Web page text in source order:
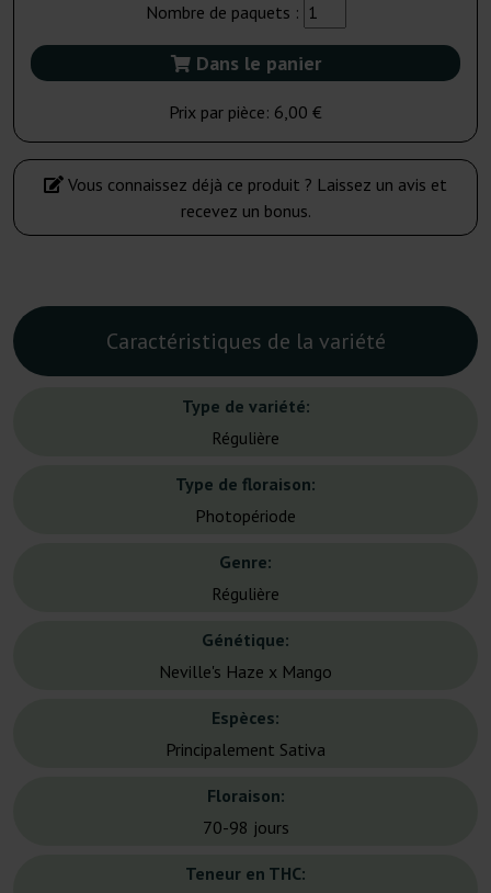
Nombre de paquets :
Dans le panier
Prix par pièce: 6,00 €
Vous connaissez déjà ce produit ? Laissez un avis et
recevez un bonus.
Caractéristiques de la variété
Type de variété:
Régulière
Type de floraison:
Photopériode
Genre:
Régulière
Génétique:
Neville's Haze x Mango
Espèces:
Principalement Sativa
Floraison:
70-98 jours
Teneur en THC: